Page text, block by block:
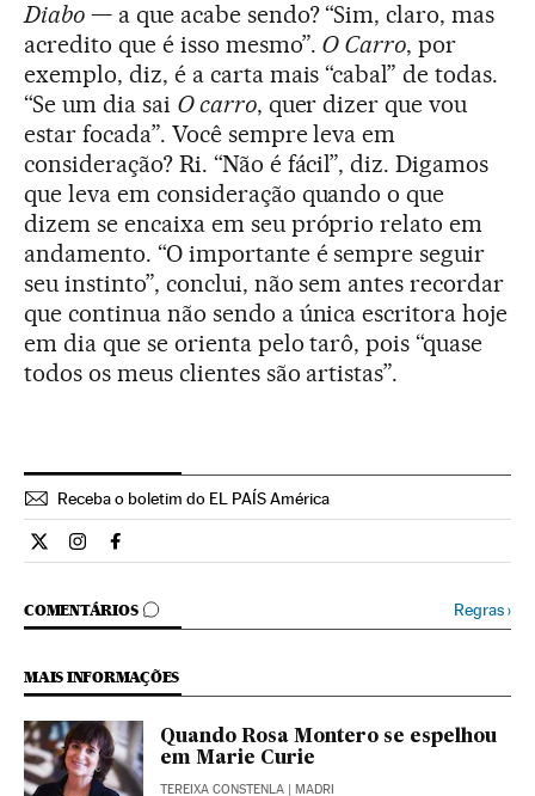
Diabo— a que acabe sendo? “Sim, claro, mas
acredito que é isso mesmo”. O Carro, por
exemplo, diz, é a carta mais “cabal” de todas.
“Se um dia sai O carro, quer dizer que vou
estar focada”. Você sempre leva em
consideração? Ri. “Não é fácil”, diz. Digamos
que leva em consideração quando o que
dizem se encaixa em seu próprio relato em
andamento. “O importante é sempre seguir
seu instinto”, conclui, não sem antes recordar
que continua não sendo a única escritora hoje
em dia que se orienta pelo tarô, pois “quase
todos os meus clientes são artistas”.
Receba o boletim do EL PAÍS América
Cultura El País Brasil en Twitter
Cultura El País Brasil en Instagram
Cultura El País Brasil en Facebook
COMENTÁRIOS
COMENTÁRIOS Regras›
MAIS INFORMAÇÕES
Quando Rosa Montero se espelhou
em Marie Curie
TEREIXA CONSTENLA | MADRI